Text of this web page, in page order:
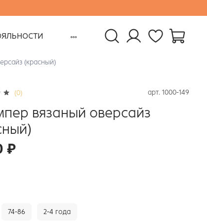
(красный)
(0) арт. 1000-149
вязаный оверсайз
₽
74-86 2-4 года